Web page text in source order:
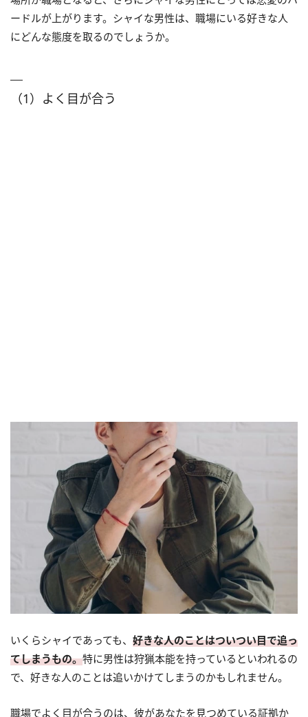
ードルが上がります。シャイな男性は、職場にいる好きな人
にどんな態度を取るのでしょうか。
（1）よく目が合う
いくらシャイであっても、 好きな人のことはついつい目で追っ
てしまうもの。特に男性は狩猟本能を持っているといわれるの
で、好きな人のことは追いかけてしまうのかもしれません。
職場でよく目が合うのは、彼があなたを見つめている証拠か